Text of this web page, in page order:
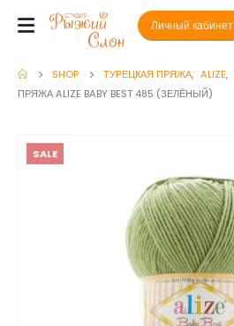
Личный кабинет
SHOP ТУРЕЦКАЯ ПРЯЖА, ALIZE,
ПРЯЖА ALIZE BABY BEST 485 (ЗЕЛЁНЫЙ)
SALE